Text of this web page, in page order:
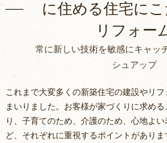
に住める住宅に
リフォー
常に新しい技術を敏感にキャッ
シュアップ
これまで大変多くの新築住宅の建設やリ
まいりました。お客様が家づくりに求め
り、子育てのため、介護のため、心地よ
ど、それぞれに重視するポイントがありま